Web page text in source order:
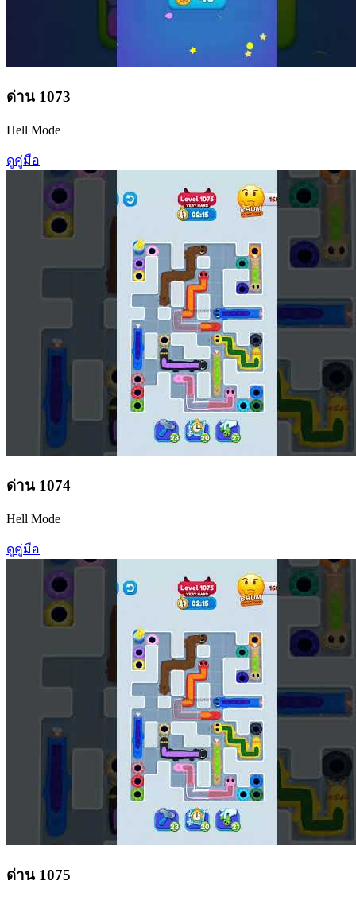
ด่าน 1073
Hell Mode
ดูคู่มือ
ด่าน 1074
Hell Mode
ดูคู่มือ
ด่าน 1075